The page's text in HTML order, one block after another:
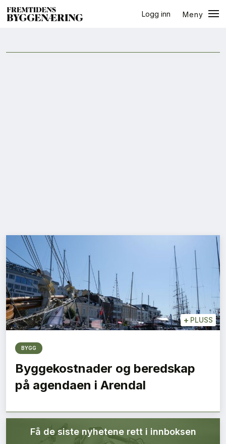
Logg inn
Meny
Bærekraft
Digitalisering
Eiendom
Øvrige
Tips redaksjonen
Annonsering
Abonnement Pluss
ressursbruk
+ PLUSS
BYGG
Byggekostnader og beredskap
på agendaen i Arendal
Få de siste nyhetene rett i innboksen